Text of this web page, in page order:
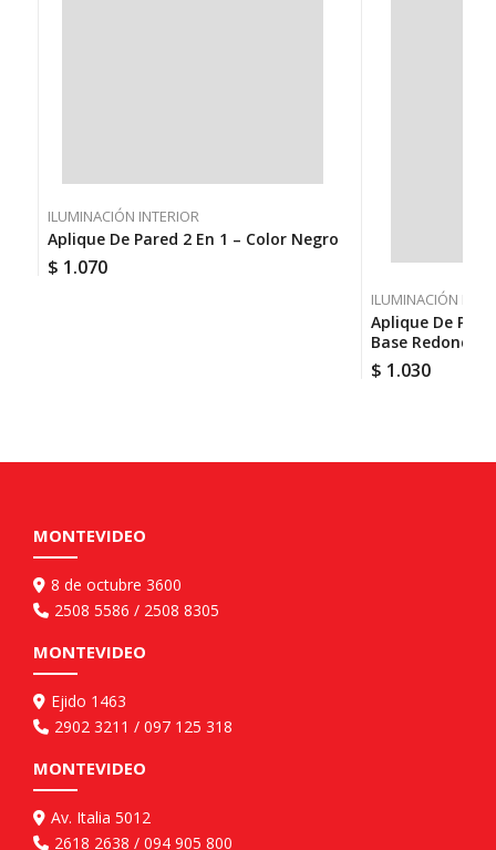
ILUMINACIÓN INTERIOR
Aplique De Pared 2 En 1 – Color Negro
$ 1.070
ILUMINACIÓN
Aplique De
Base Redonda
$ 1.030
MONTEVIDEO
8 de octubre 3600
2508 5586 / 2508 8305
MONTEVIDEO
Ejido 1463
2902 3211 / 097 125 318
MONTEVIDEO
Av. Italia 5012
2618 2638 / 094 905 800